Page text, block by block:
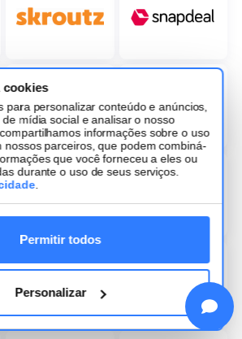
cookies
para personalizar conteúdo e anúncios,
mídia social e analisar o nosso
informações sobre o uso
nossos parceiros, que podem combiná-
que você forneceu a eles ou
durante o uso de seus serviços.
Permitir todos
Personalizar